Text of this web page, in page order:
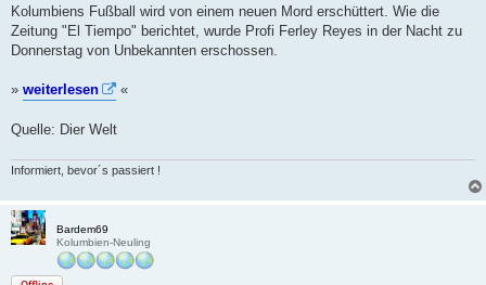
i
r
a
Kolumbiens Fußball wird von einem neuen Mord erschüttert. Wie die
Zeitung "El Tiempo" berichtet, wurde Profi Ferley Reyes in der Nacht zu
Donnerstag von Unbekannten erschossen.
» weiterlesen «
Quelle: Dier Welt
Informiert, bevor´s passiert !
Bardem69
Kolumbien-Neuling